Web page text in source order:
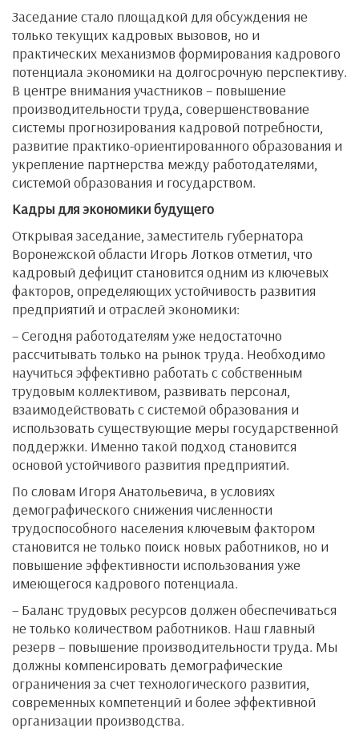
Заседание стало площадкой для обсуждения не
только текущих кадровых вызовов, но и
практических механизмов формирования кадрового
потенциала экономики на долгосрочную перспективу.
В центре внимания участников – повышение
производительности труда, совершенствование
системы прогнозирования кадровой потребности,
развитие практико-ориентированного образования и
укрепление партнерства между работодателями,
системой образования и государством.
Кадры для экономики будущего
Открывая заседание, заместитель губернатора
Воронежской области Игорь Лотков отметил, что
кадровый дефицит становится одним из ключевых
факторов, определяющих устойчивость развития
предприятий и отраслей экономики:
– Сегодня работодателям уже недостаточно
рассчитывать только на рынок труда. Необходимо
научиться эффективно работать с собственным
трудовым коллективом, развивать персонал,
взаимодействовать с системой образования и
использовать существующие меры государственной
поддержки. Именно такой подход становится
основой устойчивого развития предприятий.
По словам Игоря Анатольевича, в условиях
демографического снижения численности
трудоспособного населения ключевым фактором
становится не только поиск новых работников, но и
повышение эффективности использования уже
имеющегося кадрового потенциала.
– Баланс трудовых ресурсов должен обеспечиваться
не только количеством работников. Наш главный
резерв – повышение производительности труда. Мы
должны компенсировать демографические
ограничения за счет технологического развития,
современных компетенций и более эффективной
организации производства.